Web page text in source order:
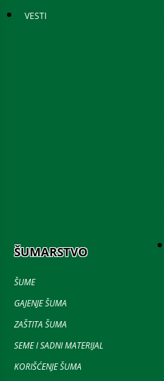
VESTI
ŠUMARSTVO
ŠUME
GAJENJE ŠUMA
ZAŠTITA ŠUMA
SEME I SADNI MATERIJAL
KORIŠĆENJE ŠUMA